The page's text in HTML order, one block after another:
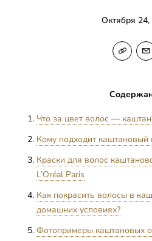
Октября 24,
Что за цвет волос —
Кому подходит каштановый
Краски для волос
L’Oréal Paris
Как покрасить волосы в
домашних условиях?
Фотопримеры каштановых